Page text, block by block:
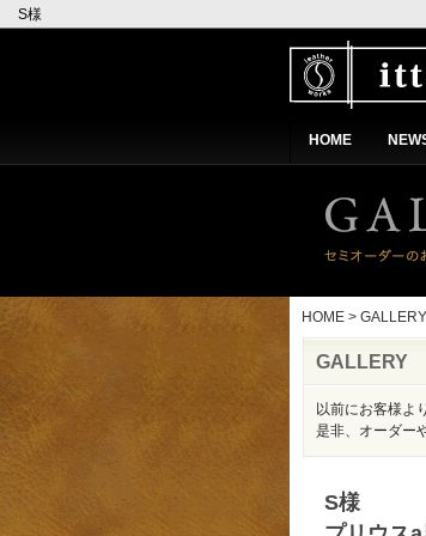
S様
HOME
HOME >
GALLERY
以前にお客様よ
是非、オーダー
S様